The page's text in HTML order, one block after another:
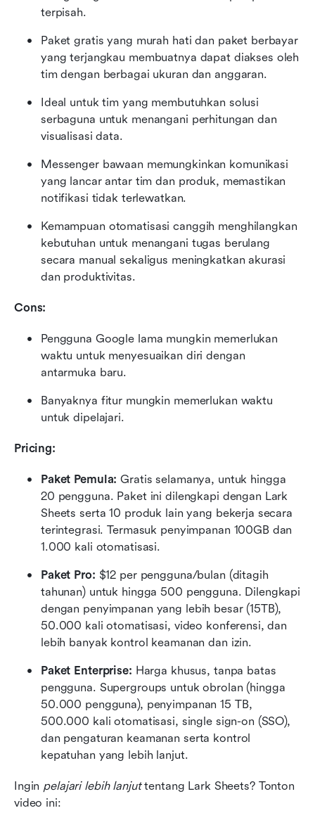
terpisah.
Paket gratis yang murah hati dan paket berbayar
yang terjangkau membuatnya dapat diakses oleh
tim dengan berbagai ukuran dan anggaran.
Ideal untuk tim yang membutuhkan solusi
serbaguna untuk menangani perhitungan dan
visualisasi data.
Messenger bawaan memungkinkan komunikasi
yang lancar antar tim dan produk, memastikan
notifikasi tidak terlewatkan.
Kemampuan otomatisasi canggih menghilangkan
kebutuhan untuk menangani tugas berulang
secara manual sekaligus meningkatkan akurasi
dan produktivitas.
Cons:
Pengguna Google lama mungkin memerlukan
waktu untuk menyesuaikan diri dengan
antarmuka baru.
Banyaknya fitur mungkin memerlukan waktu
untuk dipelajari.
Pricing:
Paket Pemula: Gratis selamanya, untuk hingga
20 pengguna. Paket ini dilengkapi dengan Lark
Sheets serta 10 produk lain yang bekerja secara
terintegrasi. Termasuk penyimpanan 100GB dan
1.000 kali otomatisasi.
Paket Pro: $12 per pengguna/bulan (ditagih
tahunan) untuk hingga 500 pengguna. Dilengkapi
dengan penyimpanan yang lebih besar (15TB),
50.000 kali otomatisasi, video konferensi, dan
lebih banyak kontrol keamanan dan izin.
Paket Enterprise: Harga khusus, tanpa batas
pengguna. Supergroups untuk obrolan (hingga
50.000 pengguna), penyimpanan 15 TB,
500.000 kali otomatisasi, single sign-on (SSO),
dan pengaturan keamanan serta kontrol
kepatuhan yang lebih lanjut.
Ingin pelajari lebih lanjut tentang Lark Sheets? Tonton
video ini: